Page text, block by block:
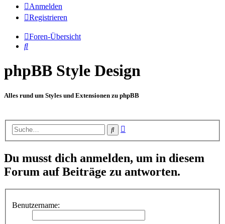
Anmelden
Registrieren
Foren-Übersicht
Suche
phpBB Style Design
Alles rund um Styles und Extensionen zu phpBB
Suche
Du musst dich anmelden, um in diesem
Forum auf Beiträge zu antworten.
Benutzername: